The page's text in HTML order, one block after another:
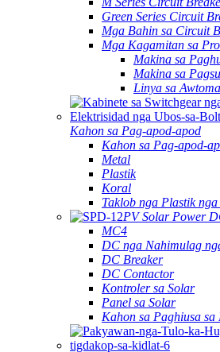
Green Series Circuit
Mga Bahin sa Circuit
Mga Kagamitan sa
Makina sa
Makina sa
Linya sa
Kahon sa Pag-apod-apod
Kahon sa Pag-apod-
Metal
Plastik
Koral
Taklob nga Plastik
PV Solar Power
MC4
DC nga Nahimulag
DC Breaker
DC Contactor
Kontroler sa Solar
Panel sa Solar
Kahon sa Paghiusa sa